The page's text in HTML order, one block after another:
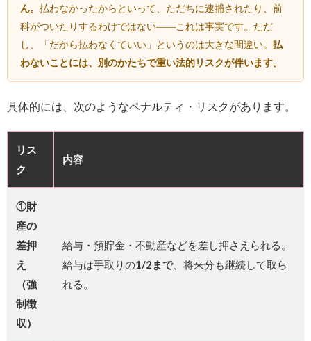
ん。 払わなかったからといって、ただちに逮捕されたり、前
科がついたりするわけではない――これは事実です。ただ
し、「だから払わなくていい」というのは大きな間違い。 払
わないことには、別のかたちで重い法的リスクが伴います。
具体的には、次のようなペナルティ・リスクがあります。
リス
ク
内容
①財
産の
差押
え
（強
制徴
収）
給与・預貯金・不動産などを差し押さえられる。
給与は手取りの1/2まで、将来分も継続して取ら
れる。